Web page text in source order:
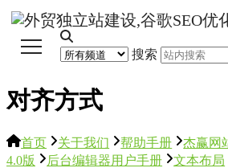
搜索
对齐方式
首页 关于我们 帮助手册
杰赢网
4.0版
后台编辑器用户手册 文本布局